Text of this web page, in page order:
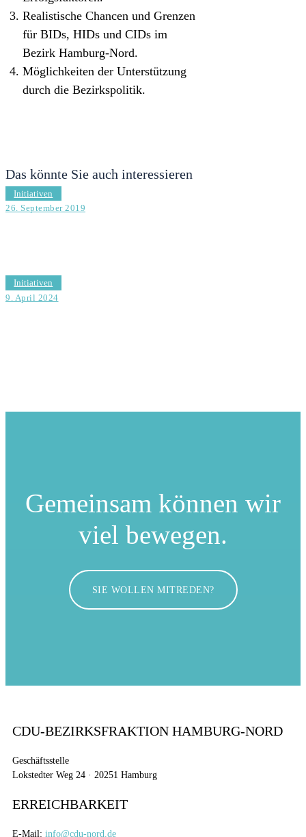
Realistische Chancen und Grenzen
für BIDs, HIDs und CIDs im
Bezirk Hamburg-Nord.
Möglichkeiten der Unterstützung
durch die Bezirkspolitik.
Das könnte Sie auch interessieren
Initiativen
26. September 2019
Initiativen
9. April 2024
Gemeinsam können wir
viel bewegen.
SIE WOLLEN MITREDEN?
CDU-BEZIRKSFRAKTION HAMBURG-NORD
Geschäftsstelle
Lokstedter Weg 24 · 20251 Hamburg
ERREICHBARKEIT
E-Mail: info@cdu-nord.de